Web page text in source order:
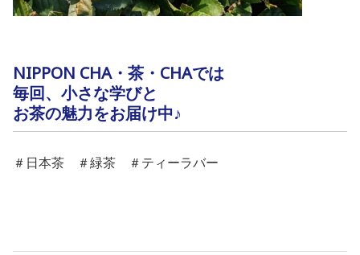
NIPPON CHA・茶・CHAでは
毎回、小さな学びと
お茶の魅力をお届け中♪
＃日本茶 ＃緑茶 ＃ティーラバー